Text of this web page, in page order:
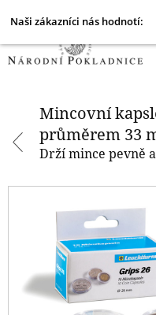
Naši zákazníci nás hodnotí:
Mincovní
průměrem 33
Drží mince pevně
Mincovní